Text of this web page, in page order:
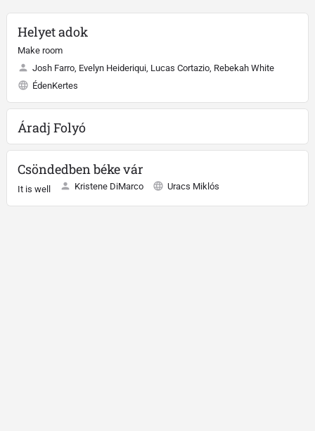
Helyet adok
Make room
Josh Farro, Evelyn Heideriqui, Lucas Cortazio, Rebekah White
ÉdenKertes
Áradj Folyó
Csöndedben béke vár
It is well Kristene DiMarco Uracs Miklós